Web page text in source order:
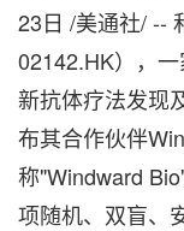
23日 /美通社/ --
02142.HK），
新抗体疗法发现
布其合作伙伴
称"Windward
项随机、双盲、